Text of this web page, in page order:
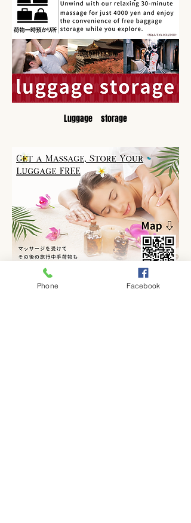
Luggage　storage
Phone Facebook